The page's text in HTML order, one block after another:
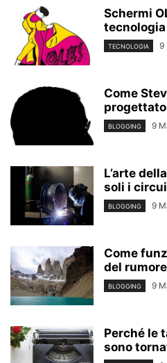
Schermi
TECNOLOGIA 9
Come
progettato
BLOGGING 9
L’arte
soli i
BLOGGING 9
Come
del
BLOGGING 9
Perché le
sono